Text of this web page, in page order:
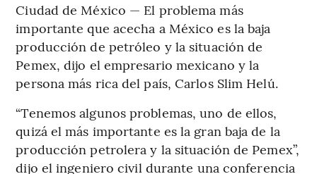
Ciudad de México — El problema más
importante que acecha a México es la baja
producción de petróleo y la situación de
Pemex, dijo el empresario mexicano y la
persona más rica del país, Carlos Slim Helú.
“Tenemos algunos problemas, uno de ellos,
quizá el más importante es la gran baja de la
producción petrolera y la situación de Pemex”,
dijo el ingeniero civil durante una conferencia